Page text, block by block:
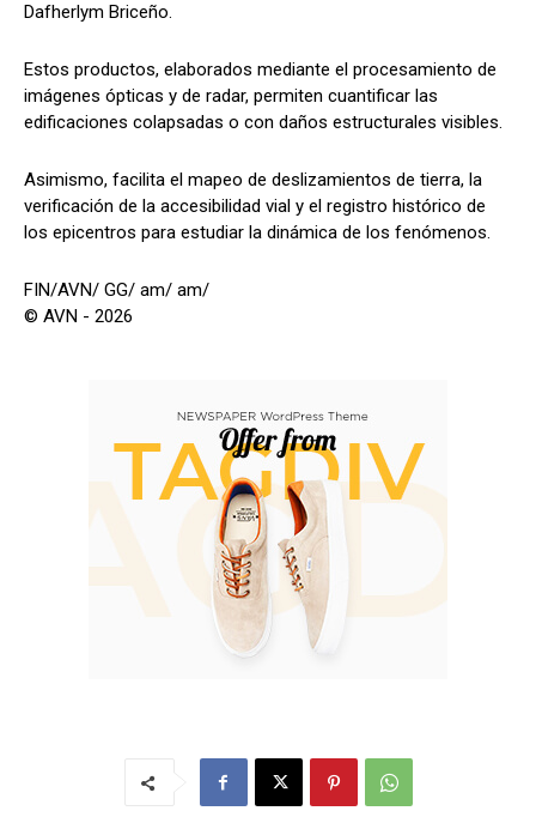
Dafherlym Briceño.
Estos productos, elaborados mediante el procesamiento de
imágenes ópticas y de radar, permiten cuantificar las
edificaciones colapsadas o con daños estructurales visibles.
Asimismo, facilita el mapeo de deslizamientos de tierra, la
verificación de la accesibilidad vial y el registro histórico de
los epicentros para estudiar la dinámica de los fenómenos.
FIN/AVN/ GG/ am/ am/
© AVN - 2026